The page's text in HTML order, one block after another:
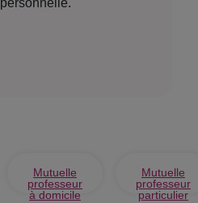
Mutuelle
professeur
à domicile
Mutuelle
professeur
particulier